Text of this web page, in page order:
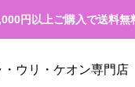
円以上ご購入で送料無
ウリ・ケオン専門店